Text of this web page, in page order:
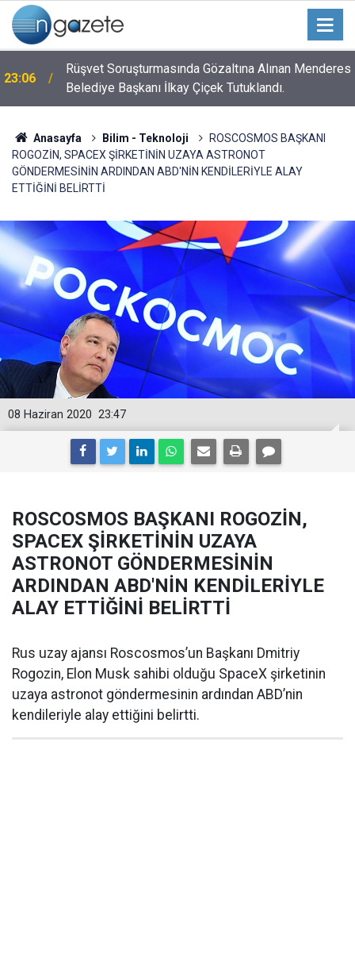
23:06
Rüşvet Soruşturmasında Gözaltına Alınan Menderes
Belediye Başkanı İlkay Çiçek Tutuklandı.
Anasayfa Bilim - Teknoloji
ROSCOSMOS BAŞKANI
ROGOZİN, SPACEX ŞİRKETİNİN UZAYA ASTRONOT
GÖNDERMESİNİN ARDINDAN ABD'NİN KENDİLERİYLE ALAY
ETTİĞİNİ BELİRTTİ
23:47
08 Haziran 2020
ROSCOSMOS BAŞKANI ROGOZİN,
SPACEX ŞİRKETİNİN UZAYA
ASTRONOT GÖNDERMESİNİN
ARDINDAN ABD'NİN KENDİLERİYLE
ALAY ETTİĞİNİ BELİRTTİ
Rus uzay ajansı Roscosmos’un Başkanı Dmitriy
Rogozin, Elon Musk sahibi olduğu SpaceX şirketinin
uzaya astronot göndermesinin ardından ABD’nin
kendileriyle alay ettiğini belirtti.